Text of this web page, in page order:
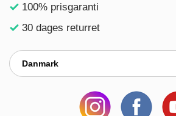
100% prisgaranti
30 dages returret
Danmark